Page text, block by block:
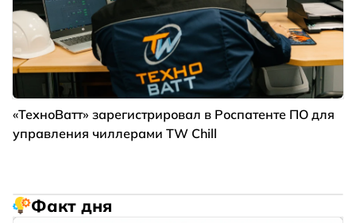
«ТехноВатт» зарегистрировал в Роспатенте ПО для
управления чиллерами TW Chill
Факт дня